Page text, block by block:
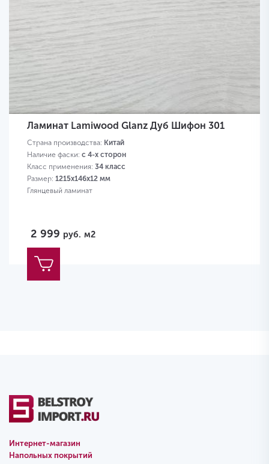
Ламинат Lamiwood Glanz Дуб Шифон 301
Страна производства: Китай
Наличие фаски: с 4-х сторон
Класс применения: 34 класс
Размер: 1215х146х12 мм
Глянцевый ламинат
2 999 руб. м2
Интернет-магазин
Напольных покрытий